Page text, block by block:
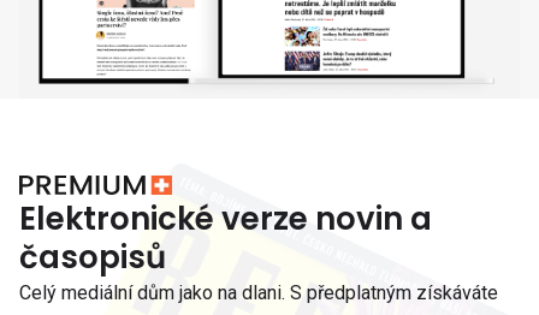
Elektronické verze novin a
časopisů
Celý mediální dům jako na dlani. S předplatným získáváte